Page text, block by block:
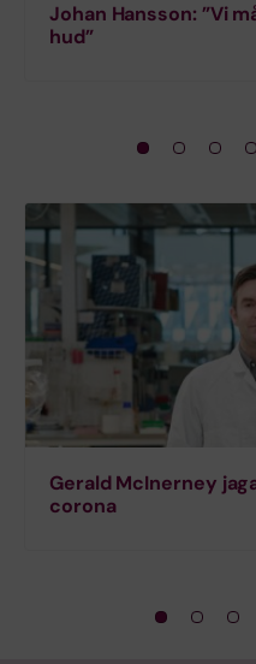
Johan Hansson: ”Vi
hud”
Gerald McInerney
corona